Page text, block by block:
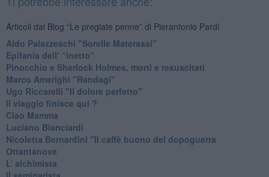
Articoli dal Blog “Le pregiate penne” di Pierantonio Pardi
​Aldo Palazzeschi "Sorelle Materassi"
​Epifania dell’ “inetto”
Pinocchio e Sherlock Holmes, morti e resuscitati
​Marco Amerighi "Randagi"
Ugo Riccarelli "Il dolore perfetto"
​Il viaggio finisce qui ?
​Ciao Mamma
​Luciano Bianciardi
​Nicoletta Bernardini "Il caffè buono del dopoguerra
​Ottantanove
​L’ alchimista